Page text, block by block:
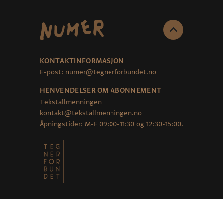
KONTAKTINFORMASJON
E-post: numer@tegnerforbundet.no
HENVENDELSER OM ABONNEMENT
Tekstallmenningen
kontakt@tekstallmenningen.no
Åpningstider: M-F 09:00-11:30 og 12:30-15:00.